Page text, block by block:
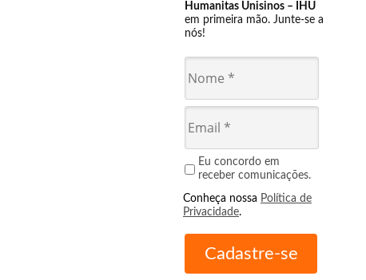
Humanitas Unisinos – IHU
em primeira mão. Junte-se a
nós!
Eu concordo em
receber comunicações.
Conheça nossa Política de
Privacidade.